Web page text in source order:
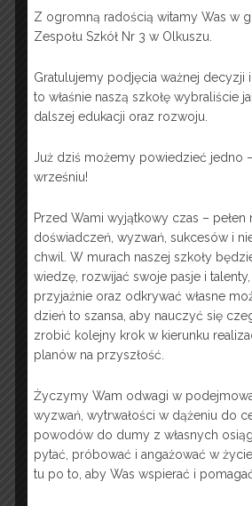
Lorem ipsum
consectetur
pulvinar porttitor
consectetur risus.
Week 2
Week 4
Week 5
Midterms
Week 6
Week 8
Week 9
Z ogromną radością witamy Was w
Zespołu Szkół Nr 3 w Olkuszu.
Gratulujemy podjęcia ważnej decyzji
to właśnie naszą szkołę wybraliście
dalszej edukacji oraz rozwoju.
Już dziś możemy powiedzieć jedno
wrześniu!
Przed Wami wyjątkowy czas – pełen
doświadczeń, wyzwań, sukcesów i
chwil. W murach naszej szkoły
wiedzę, rozwijać swoje pasje i
przyjaźnie oraz odkrywać własne
dzień to szansa, aby nauczyć się
zrobić kolejny krok w kierunku
planów na przyszłość.
Życzymy Wam odwagi w
wyzwań, wytrwałości w dążeniu do
powodów do dumy z własnych
pytać, próbować i angażować w
tu po to, aby Was wspierać i